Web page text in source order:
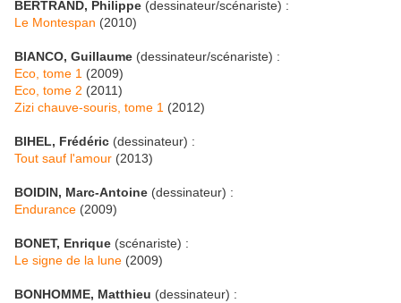
BERTRAND, Philippe (dessinateur/scénariste) :
Le Montespan (2010)
BIANCO, Guillaume (dessinateur/scénariste) :
Eco, tome 1 (2009)
Eco, tome 2 (2011)
Zizi chauve-souris, tome 1 (2012)
BIHEL, Frédéric (dessinateur) :
Tout sauf l'amour (2013)
BOIDIN, Marc-Antoine (dessinateur) :
Endurance (2009)
BONET, Enrique (scénariste) :
Le signe de la lune (2009)
BONHOMME, Matthieu (dessinateur) :